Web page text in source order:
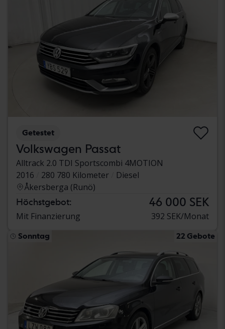
Getestet
Volkswagen Passat
Alltrack 2.0 TDI Sportscombi 4MOTION
2016
280 780 Kilometer
Diesel
Åkersberga (Runö)
Höchstgebot: 46 000 SEK
Mit Finanzierung 392 SEK/Monat
Sonntag 22 Gebote